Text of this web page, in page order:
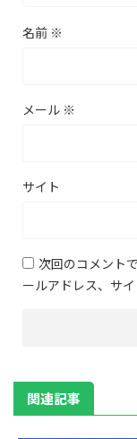
名前 ※
メール ※
サイト
次回のコメント
ールアドレス、サイ
関連記事